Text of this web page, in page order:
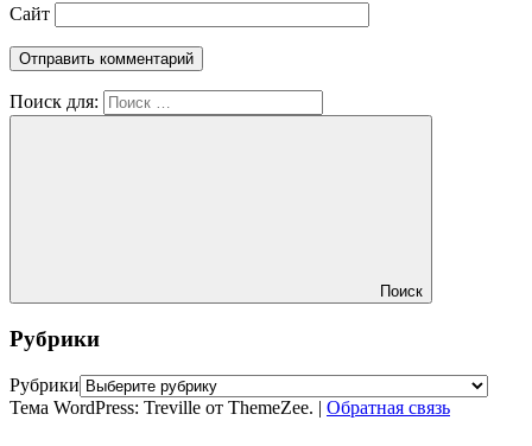
Сайт
Поиск для:
Поиск
Рубрики
Рубрики
Тема WordPress: Treville от ThemeZee. | Обратная связь